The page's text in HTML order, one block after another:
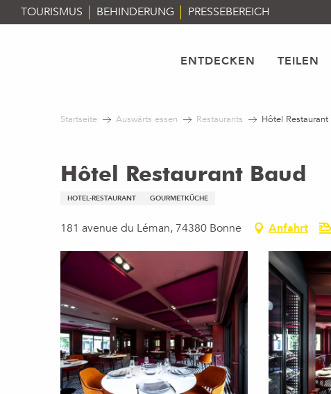
Aller
au
TOURISMUS BEHINDERUNG PRESSEBEREICH
ENTDECKEN TEILEN
Startseite Auswärts essen Restaurants Hôtel Restaurant
Hôtel Restaurant Baud
HOTEL-RESTAURANT GOURMETKÜCHE
181 avenue du Léman, 74380 Bonne Anfahrt